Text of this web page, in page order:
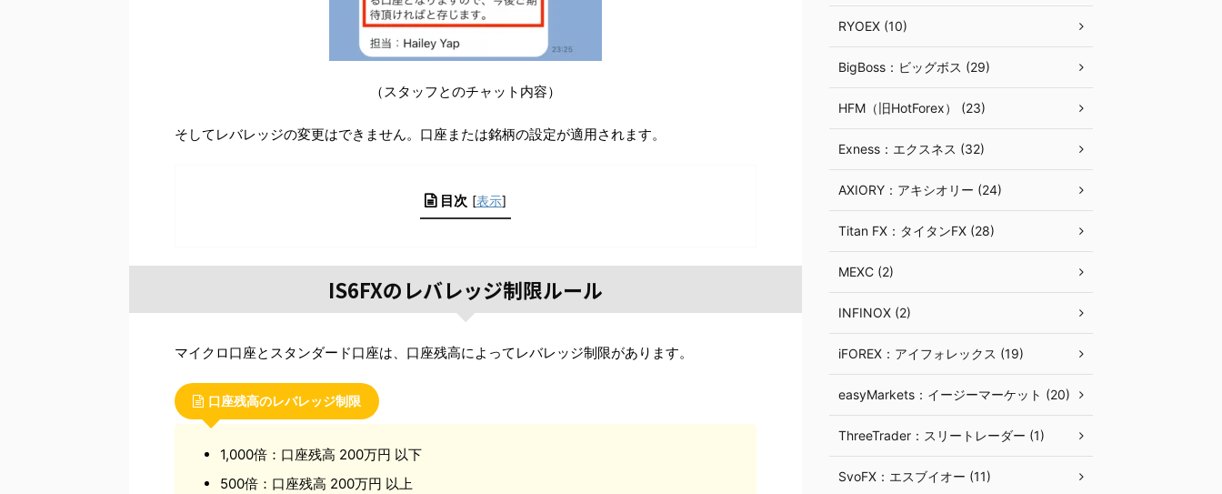
（スタッフとのチャット内容）
そしてレバレッジの変更はできません。口座または銘柄の設定が適用されます。
目次 [表示]
IS6FXのレバレッジ制限ルール
マイクロ口座とスタンダード口座は、口座残高によってレバレッジ制限があります。
口座残高のレバレッジ制限
1,000倍：口座残高 200万円 以下
500倍：口座残高 200万円 以上
RYOEX (10)
BigBoss：ビッグボス (29)
HFM（旧HotForex） (23)
Exness：エクスネス (32)
AXIORY：アキシオリー (24)
Titan FX：タイタンFX (28)
MEXC (2)
INFINOX (2)
iFOREX：アイフォレックス (19)
easyMarkets：イージーマーケット (20)
ThreeTrader：スリートレーダー (1)
SvoFX：エスブイオー (11)